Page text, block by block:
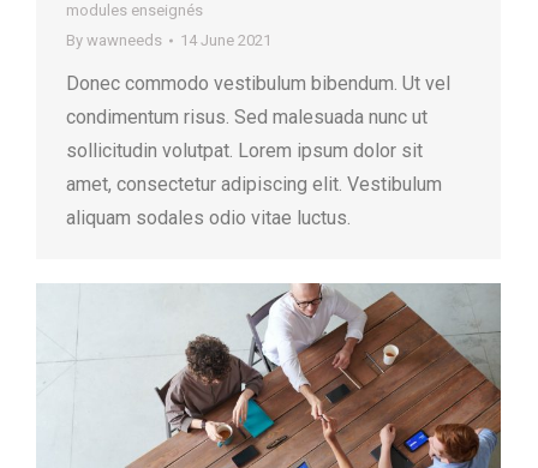
modules enseignés
By wawneeds 14 June 2021
Donec commodo vestibulum bibendum. Ut vel
condimentum risus. Sed malesuada nunc ut
sollicitudin volutpat. Lorem ipsum dolor sit
amet, consectetur adipiscing elit. Vestibulum
aliquam sodales odio vitae luctus.